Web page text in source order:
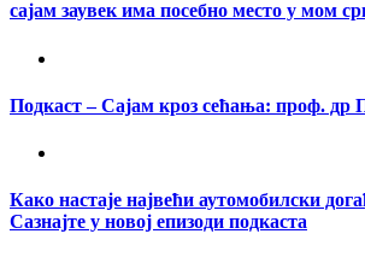
сајам заувек има посебно место у мом
Подкаст – Сајам кроз сећања: проф. др
Како настаје највећи аутомобилски
Сазнајте у новој епизоди подкаста